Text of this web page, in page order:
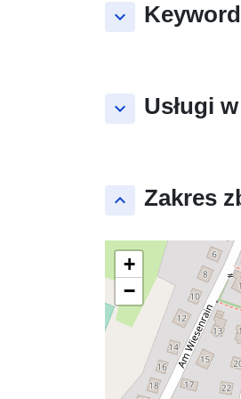
keyboard_arrow_down
keyboard_arrow_down Usługi
keyboard_arrow_up Zakres
+
−